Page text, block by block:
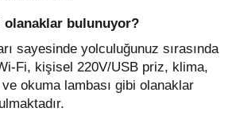
olanaklar bulunuyor?
sayesinde yolculuğunuz sırasında
Fi, kişisel 220V/USB priz, klima,
okuma lambası gibi olanaklar